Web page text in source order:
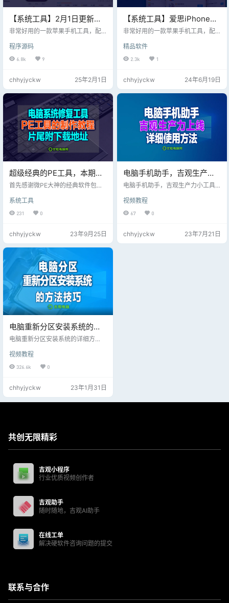
【系统工具】2月1日更新爱
思 iPhone解锁【Aiseesoft
语坡姐】
非常好用的一款苹果手机工具，配
的！ 黑户+僵尸机部分不支持； 本
站点资源全部白嫖免费搬运； 遇到
第三方收费与本站点无关； 请自行
程序源码
6.8k 9
chhyjyckw 25年2月1日
【系统工具】爱思iPhone解
锁【Aiseesoft iPhone
姐】0502更新中
非常好用的一款苹果手机工具，配
的！iPhone Unlocker 2.0.56最新版
精品软件
2.3k 1
chhyjyckw 24年6月19日
超级经典的PE工具，本期分
享详细制作视频教程，片尾
首先感谢微PE大神的经典软件包，P
有电脑修复、分区、安装、登陆密
码解锁等多用途的电脑维护工具，
是一款不可多得的工具！
系统工具
231 0
chhyjyckw 23年9月25日
电脑手机助手，吉观生产力
小工具上线，产品输出好帮
电脑手机助手，吉观生产力小工具
的小工具
视频教程
67 0
chhyjyckw 23年7月21日
电脑重新分区安装系统的详
细方法！详细视频教程
电脑重新分区安装系统的详细方
视频教程
326.6k 0
chhyjyckw 23年1月31日
共创无限精彩
吉观小程序
行业优质视频创作者
吉观助手
随时随地，吉观AI助手
在线工单
解决硬软件咨询问题的提交
联系与合作